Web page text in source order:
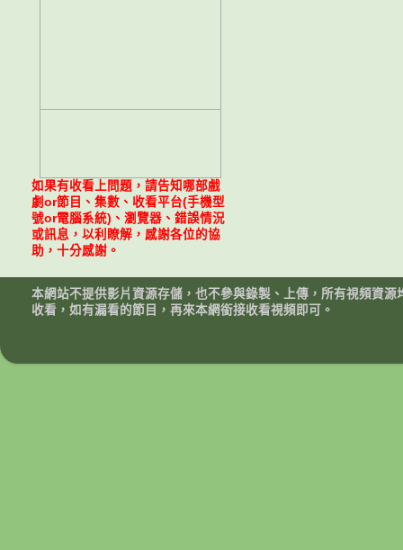
如果有收看上問題，請告知哪部戲
劇or節目、集數、收看平台(手機型
號or電腦系統)、瀏覽器、錯誤情況
或訊息，以利瞭解，感謝各位的協
助，十分感謝。
本網站不提供影片資源存儲，也不參與錄製、上傳，所有視頻資
收看，如有漏看的節目，再來本網銜接收看視頻即可。